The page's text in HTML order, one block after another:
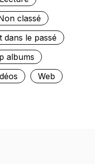
classé
dans le passé
albums
Web